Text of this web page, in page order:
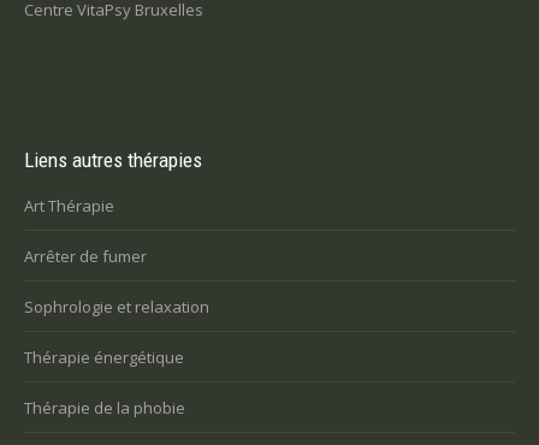
Centre VitaPsy Bruxelles
Liens autres thérapies
Art Thérapie
Arrêter de fumer
Sophrologie et relaxation
Thérapie énergétique
Thérapie de la phobie